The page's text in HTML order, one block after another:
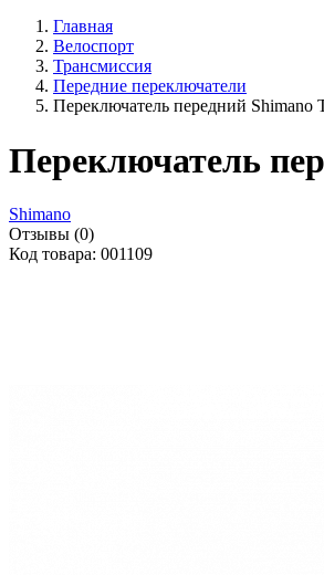
Главная
Велоспорт
Трансмиссия
Передние переключатели
Переключатель передний
Переключатель
Shimano
Отзывы (0)
Код товара: 001109